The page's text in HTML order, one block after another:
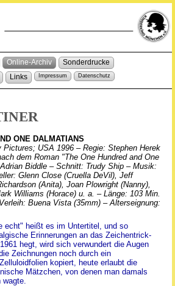
Online-Archiv
Sonderdrucke
Links Impressum Datenschutz
ONE DALMATIANS
USA 1996 – Regie: Stephen Herek
dem Roman "The One Hundred and One
Biddle – Schnitt: Trudy Ship – Musik:
Glenn Close (Cruella DeVil), Jeff
(Anita), Joan Plowright (Nanny),
Williams (Horace) u. a. – Länge: 103 Min.
Buena Vista (35mm) – Alterseignung:
echt" heißt es im Untertitel, und so
Erinnerungen an das Zeichentrick-
hegt, wird sich verwundert die Augen
Zeichnungen noch durch ein
kopiert, heute erlaubt die
Mätzchen, von denen man damals